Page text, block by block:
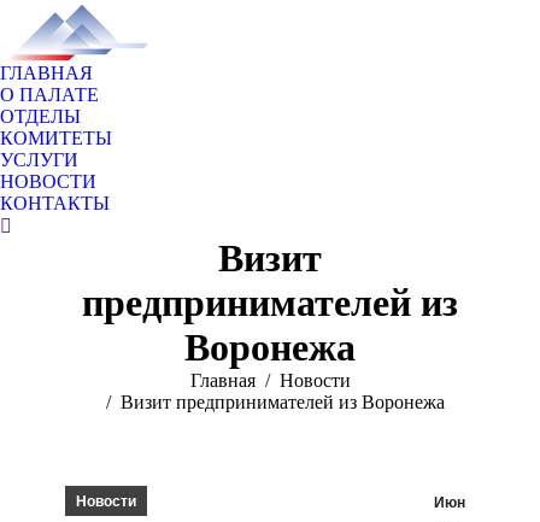
ГЛАВНАЯ
О ПАЛАТЕ
ОТДЕЛЫ
КОМИТЕТЫ
УСЛУГИ
НОВОСТИ
КОНТАКТЫ
Поиск:
Визит
предпринимателей из
Воронежа
Главная
Новости
Визит предпринимателей из Воронежа
Июн
Новости